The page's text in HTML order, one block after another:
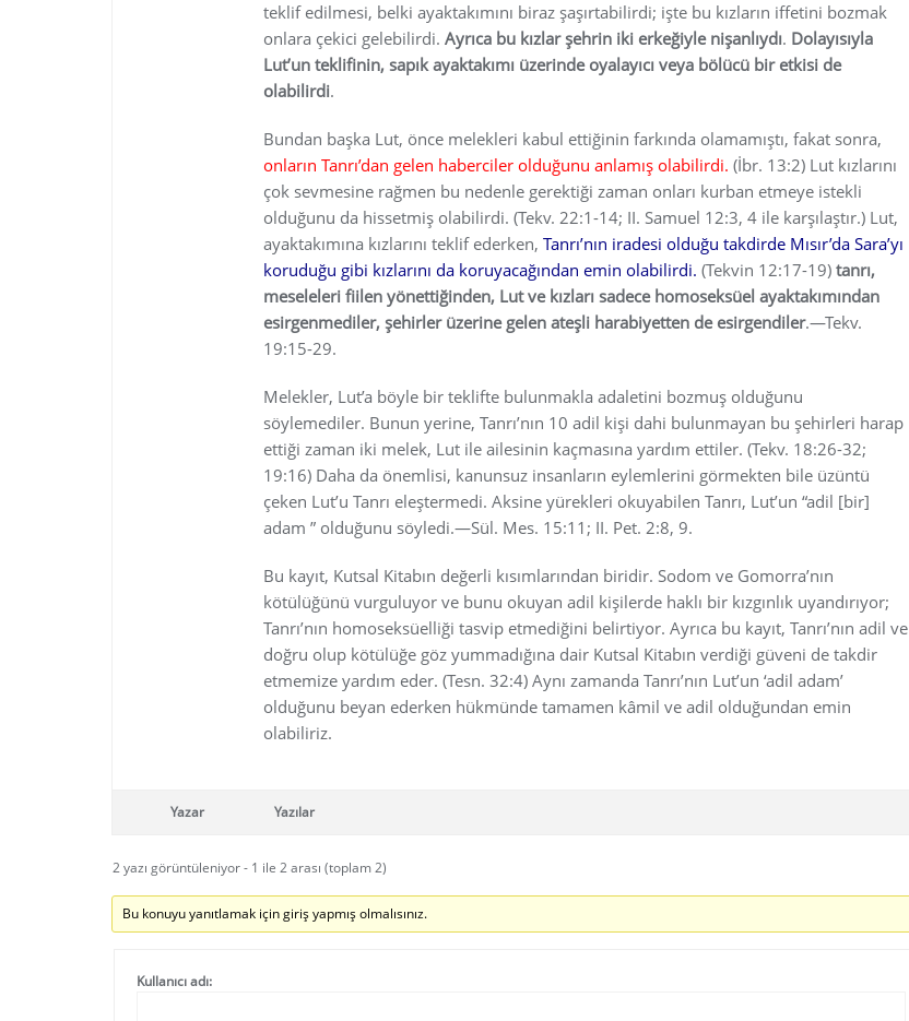
teklif edilmesi, belki ayaktakımını biraz şaşırtabilirdi; işte bu kızların iffetini bozmak
onlara çekici gelebilirdi. Ayrıca bu kızlar şehrin iki erkeğiyle nişanlıydı. Dolayısıyla
Lut’un teklifinin, sapık ayaktakımı üzerinde oyalayıcı veya bölücü bir etkisi de
olabilirdi.
Bundan başka Lut, önce melekleri kabul ettiğinin farkında olamamıştı, fakat sonra,
onların Tanrı’dan gelen haberciler olduğunu anlamış olabilirdi. (İbr. 13:2) Lut kızlarını
çok sevmesine rağmen bu nedenle gerektiği zaman onları kurban etmeye istekli
olduğunu da hissetmiş olabilirdi. (Tekv. 22:1-14; II. Samuel 12:3, 4 ile karşılaştır.) Lut,
ayaktakımına kızlarını teklif ederken, Tanrı’nın iradesi olduğu takdirde Mısır’da Sara’yı
koruduğu gibi kızlarını da koruyacağından emin olabilirdi. (Tekvin 12:17-19) tanrı,
meseleleri fiilen yönettiğinden, Lut ve kızları sadece homoseksüel ayaktakımından
esirgenmediler, şehirler üzerine gelen ateşli harabiyetten de esirgendiler.—Tekv.
19:15-29.
Melekler, Lut’a böyle bir teklifte bulunmakla adaletini bozmuş olduğunu
söylemediler. Bunun yerine, Tanrı’nın 10 adil kişi dahi bulunmayan bu şehirleri harap
ettiği zaman iki melek, Lut ile ailesinin kaçmasına yardım ettiler. (Tekv. 18:26-32;
19:16) Daha da önemlisi, kanunsuz insanların eylemlerini görmekten bile üzüntü
çeken Lut’u Tanrı eleştermedi. Aksine yürekleri okuyabilen Tanrı, Lut’un “adil [bir]
adam ” olduğunu söyledi.—Sül. Mes. 15:11; II. Pet. 2:8, 9.
Bu kayıt, Kutsal Kitabın değerli kısımlarından biridir. Sodom ve Gomorra’nın
kötülüğünü vurguluyor ve bunu okuyan adil kişilerde haklı bir kızgınlık uyandırıyor;
Tanrı’nın homoseksüelliği tasvip etmediğini belirtiyor. Ayrıca bu kayıt, Tanrı’nın adil ve
doğru olup kötülüğe göz yummadığına dair Kutsal Kitabın verdiği güveni de takdir
etmemize yardım eder. (Tesn. 32:4) Aynı zamanda Tanrı’nın Lut’un ‘adil adam’
olduğunu beyan ederken hükmünde tamamen kâmil ve adil olduğundan emin
olabiliriz.
Yazar Yazılar
2 yazı görüntüleniyor - 1 ile 2 arası (toplam 2)
Bu konuyu yanıtlamak için giriş yapmış olmalısınız.
Kullanıcı adı: